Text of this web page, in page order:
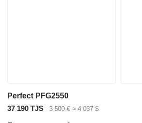
Perfect PFG2550
37 190 TJS
3 500 € ≈ 4 037 $